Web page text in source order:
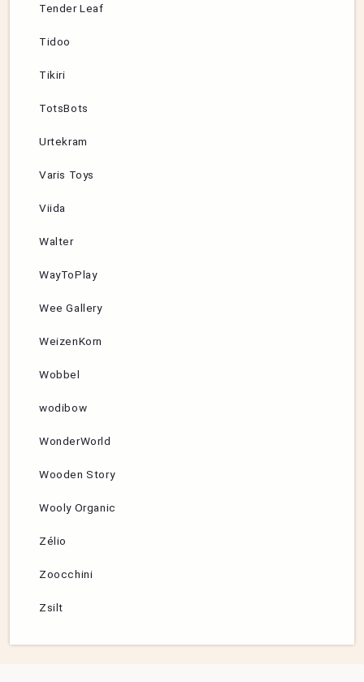
Tender Leaf
Tidoo
Tikiri
TotsBots
Urtekram
Varis Toys
Viida
Walter
WayToPlay
Wee Gallery
WeizenKorn
Wobbel
wodibow
WonderWorld
Wooden Story
Wooly Organic
Zélio
Zoocchini
Zsilt